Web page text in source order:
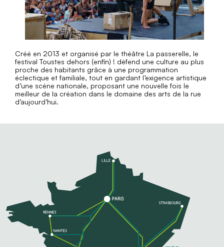
Créé en 2013 et organisé par le théâtre La passerelle, le
festival Toustes dehors (enfin) ! défend une culture au plus
proche des habitants grâce à une programmation
éclectique et familiale, tout en gardant l’exigence artistique
d’une scène nationale, proposant une nouvelle fois le
meilleur de la création dans le domaine des arts de la rue
d’aujourd’hui.